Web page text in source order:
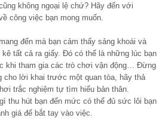
không ngoại lệ chứ? Hãy đến với
công việc bạn mong muốn.
đến mà bạn cảm thấy sảng khoái và
tất cả ra giấy. Đó có thể là những lúc bạn
khi tham gia các trò chơi vận động… Đừng
cho lời khai trước một quan tòa, hãy thả
trắc nghiệm tự tìm hiểu bản thân.
thu hút bạn đến mức có thể đủ sức lôi bạn
giá để bắt tay vào việc.